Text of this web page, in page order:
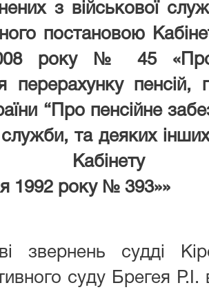
з військової
постановою
року № 45 «Про
перерахунку пенсій,
“Про пенсійне
служби, та деяких
Кабінету
1992 року № 393»»
звернень судді
суду Брегея